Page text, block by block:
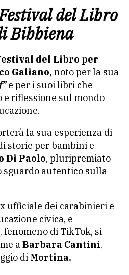
del Libro
Bibbiena
del Libro per
Galiano, noto per la sua
e per i suoi libri che
e riflessione sul mondo
la sua esperienza di
storie per bambini e
Di Paolo, pluripremiato
autentico sulla
ufficiale dei carabinieri e
civica, e
, fenomeno di TikTok, si
aBarbara Cantini,
di Mortina.